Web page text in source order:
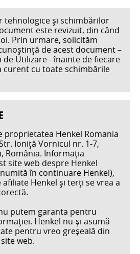
tehnologice și schimbărilor
este revizuit, din când
Prin urmare, solicităm
de acest document –
Utilizare - înainte de fiecare
curent cu toate schimbările
proprietatea Henkel Romania
Ioniță Vornicul nr. 1-7,
România. Informaţia
site web despre Henkel
în continuare Henkel),
Henkel şi terţi se vrea a
putem garanta pentru
Henkel nu-şi asumă
pentru vreo greşeală din
web.